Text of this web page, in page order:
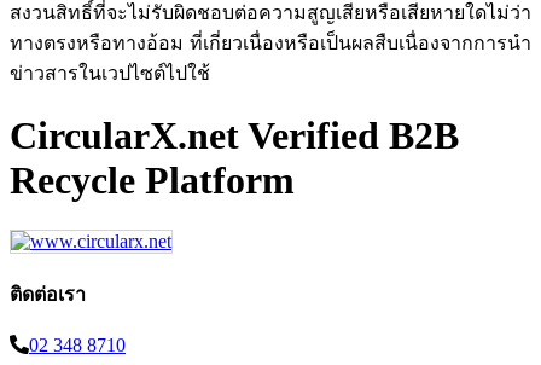
สงวนสิทธิ์ที่จะไม่รับผิดชอบต่อความสูญเสียหรือเสียหายใดไม่ว่า
ทางตรงหรือทางอ้อม ที่เกี่ยวเนื่องหรือเป็นผลสืบเนื่องจากการนำ
ข่าวสารในเวปไซต์ไปใช้
CircularX.net Verified B2B
Recycle Platform
ติดต่อเรา
02 348 8710